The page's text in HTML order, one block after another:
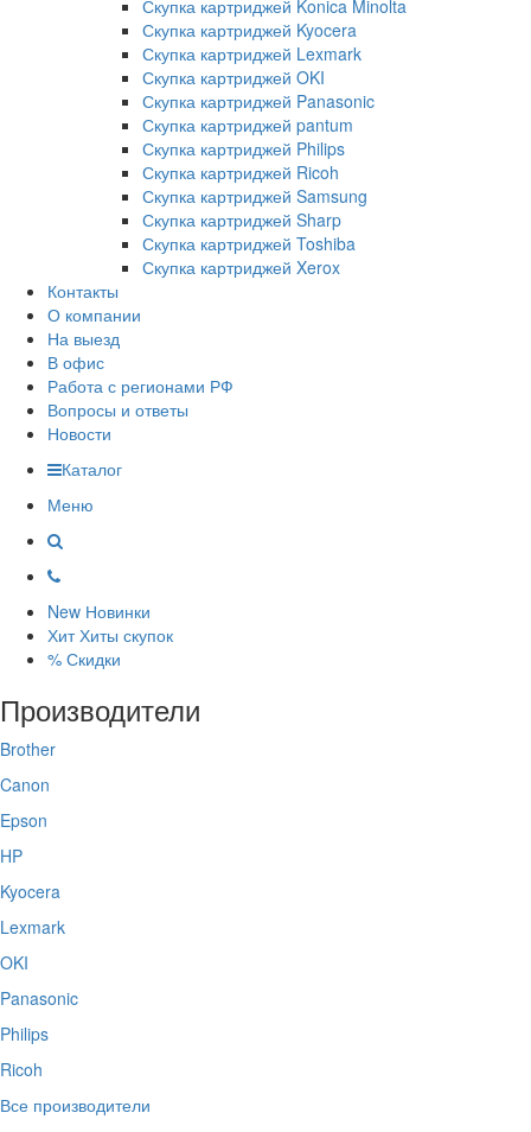
Скупка картриджей Konica Minolta
Скупка картриджей Kyocera
Скупка картриджей Lexmark
Скупка картриджей OKI
Скупка картриджей Panasonic
Скупка картриджей pantum
Скупка картриджей Philips
Скупка картриджей Ricoh
Скупка картриджей Samsung
Скупка картриджей Sharp
Скупка картриджей Toshiba
Скупка картриджей Xerox
Контакты
О компании
На выезд
В офис
Работа с регионами РФ
Вопросы и ответы
Новости
Каталог
Меню
New Новинки
Хит Хиты скупок
% Скидки
Производители
Brother
Canon
Epson
HP
Kyocera
Lexmark
OKI
Panasonic
Philips
Ricoh
Все производители